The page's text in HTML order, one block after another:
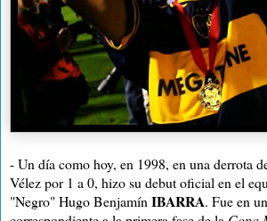
- Un día como hoy, en 1998, en una derrota
Vélez por 1 a 0, hizo su debut oficial en el
"Negro" Hugo Benjamín IBARRA. Fue en